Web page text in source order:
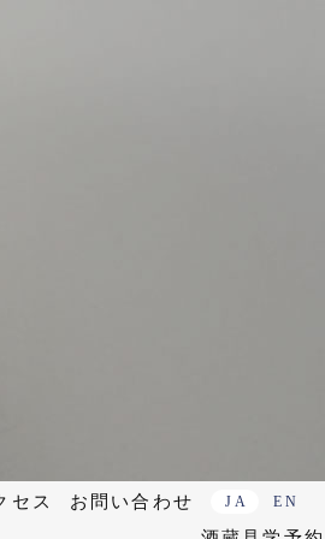
セス お問い合わせ JA EN